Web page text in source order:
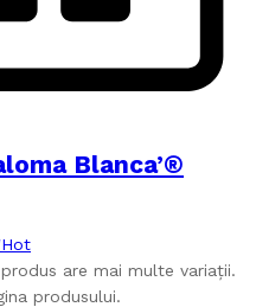
Blanca’®
Hot
are mai multe variații.
produsului.